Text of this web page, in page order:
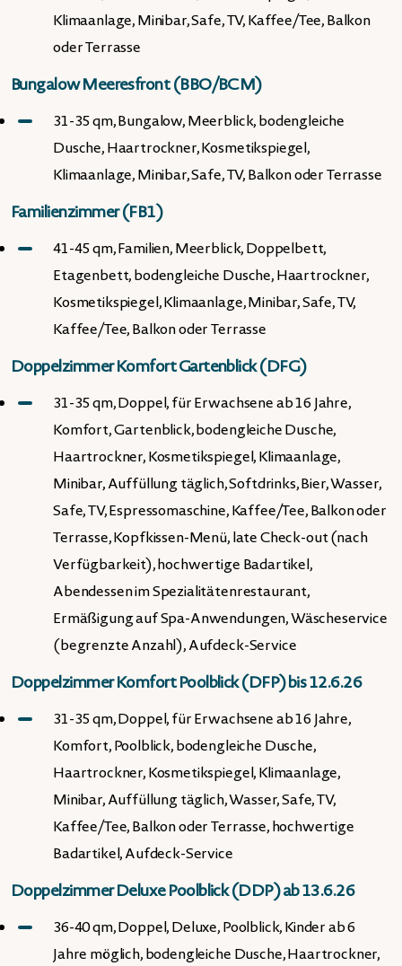
Klimaanlage, Minibar, Safe, TV, Kaffee/Tee, Balkon
oder Terrasse
Bungalow Meeresfront (BBO/BCM)
31-35 qm, Bungalow, Meerblick, bodengleiche
Dusche, Haartrockner, Kosmetikspiegel,
Klimaanlage, Minibar, Safe, TV, Balkon oder Terrasse
Familienzimmer (FB1)
41-45 qm, Familien, Meerblick, Doppelbett,
Etagenbett, bodengleiche Dusche, Haartrockner,
Kosmetikspiegel, Klimaanlage, Minibar, Safe, TV,
Kaffee/Tee, Balkon oder Terrasse
Doppelzimmer Komfort Gartenblick (DFG)
31-35 qm, Doppel, für Erwachsene ab 16 Jahre,
Komfort, Gartenblick, bodengleiche Dusche,
Haartrockner, Kosmetikspiegel, Klimaanlage,
Minibar, Auffüllung täglich, Softdrinks, Bier, Wasser,
Safe, TV, Espressomaschine, Kaffee/Tee, Balkon oder
Terrasse, Kopfkissen-Menü, late Check-out (nach
Verfügbarkeit), hochwertige Badartikel,
Abendessen im Spezialitätenrestaurant,
Ermäßigung auf Spa-Anwendungen, Wäscheservice
(begrenzte Anzahl), Aufdeck-Service
Doppelzimmer Komfort Poolblick (DFP) bis 12.6.26
31-35 qm, Doppel, für Erwachsene ab 16 Jahre,
Komfort, Poolblick, bodengleiche Dusche,
Haartrockner, Kosmetikspiegel, Klimaanlage,
Minibar, Auffüllung täglich, Wasser, Safe, TV,
Kaffee/Tee, Balkon oder Terrasse, hochwertige
Badartikel, Aufdeck-Service
Doppelzimmer Deluxe Poolblick (DDP) ab 13.6.26
36-40 qm, Doppel, Deluxe, Poolblick, Kinder ab 6
Jahre möglich, bodengleiche Dusche, Haartrockner,